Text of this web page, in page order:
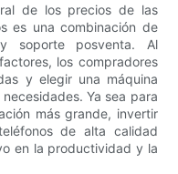
de los precios de las
es una combinación de
soporte posventa. Al
los compradores
y elegir una máquina
Ya sea para
más grande, invertir
de alta calidad
en la productividad y la